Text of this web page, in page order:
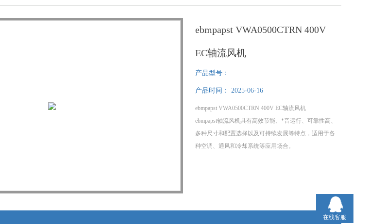
ebmpapst VWA0500CTRN 400V
EC轴流风机
产品型号：
产品时间： 2025-06-16
ebmpapst VWA0500CTRN 400V EC轴流风机
ebmpapst轴流风机具有高效节能、*音运行、可靠性高、
多种尺寸和配置选择以及可持续发展等特点，适用于各
种空调、通风和冷却系统等应用场合。
在线客服